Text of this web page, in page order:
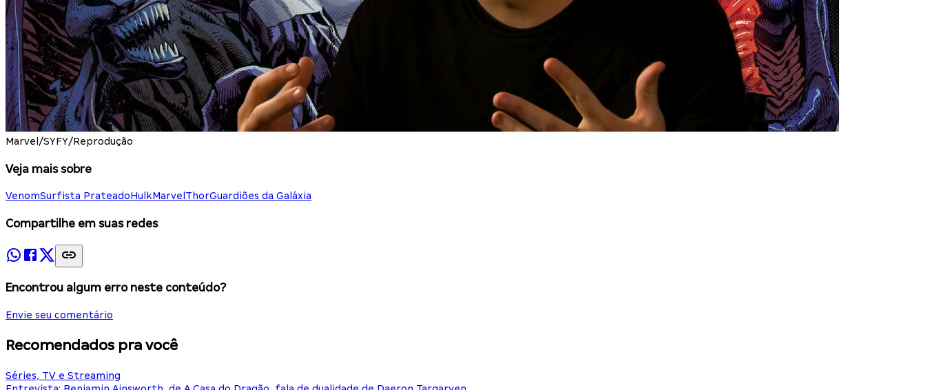
Marvel/SYFY/Reprodução
Veja mais sobre
VenomSurfista PrateadoHulkMarvel ThorGuardiões da Galáxia
Compartilhe em suas redes
Encontrou algum erro neste conteúdo?
Envie seu comentário
Recomendados pra você
Séries, TV e Streaming